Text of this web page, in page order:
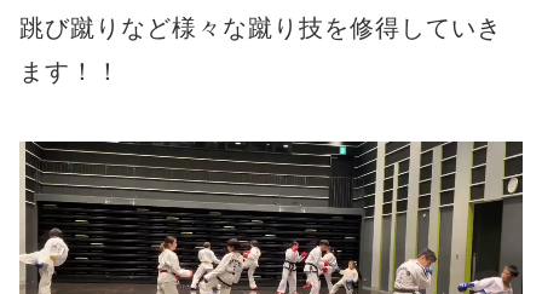
跳び蹴りなど様々な蹴り技を修得していき
ます！！